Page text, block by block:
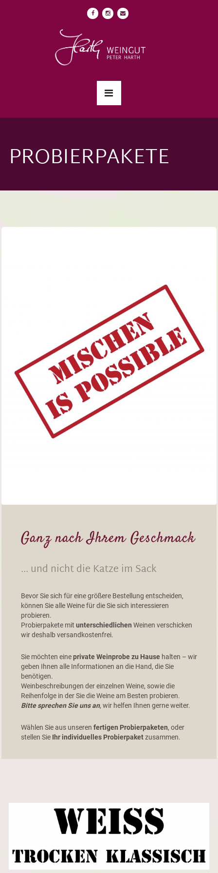
PROBIERPAKETE
Ganz nach Ihrem Geschmack
... und nicht die Katze im Sack
Bevor Sie sich für eine größere Bestellung entscheiden,
können Sie alle Weine für die Sie sich interessieren
probieren.
Probierpakete mit unterschiedlichen Weinen verschicken
wir deshalb versandkostenfrei.
Sie möchten eineprivate Weinprobe zu Hausehalten – wir
geben Ihnen alle Informationen an die Hand, die Sie
benötigen.
Weinbeschreibungen der einzelnen Weine, sowie die
Reihenfolge in der Sie die Weine am Besten probieren.
Bitte sprechen Sie uns an, wir helfen Ihnen gerne weiter.
Wählen Sie aus unseren fertigen Probierpaketen, oder
stellen SieIhr individuelles Probierpaketzusammen.